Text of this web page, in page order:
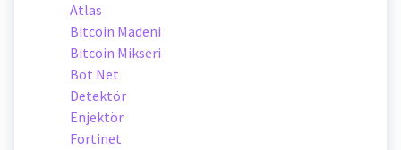
Atlas
Bitcoin Madeni
Bitcoin Mikseri
Bot Net
Detektör
Enjektör
Fortinet